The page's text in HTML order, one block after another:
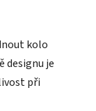
kolo
designu je
při